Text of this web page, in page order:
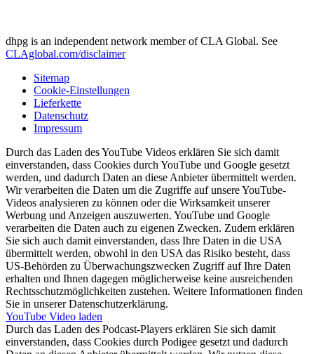
dhpg is an independent network member of CLA Global. See
CLAglobal.com/disclaimer
Sitemap
Cookie-Einstellungen
Lieferkette
Datenschutz
Impressum
Durch das Laden des YouTube Videos erklären Sie sich damit
einverstanden, dass Cookies durch YouTube und Google gesetzt
werden, und dadurch Daten an diese Anbieter übermittelt werden.
Wir verarbeiten die Daten um die Zugriffe auf unsere YouTube-
Videos analysieren zu können oder die Wirksamkeit unserer
Werbung und Anzeigen auszuwerten. YouTube und Google
verarbeiten die Daten auch zu eigenen Zwecken. Zudem erklären
Sie sich auch damit einverstanden, dass Ihre Daten in die USA
übermittelt werden, obwohl in den USA das Risiko besteht, dass
US-Behörden zu Überwachungszwecken Zugriff auf Ihre Daten
erhalten und Ihnen dagegen möglicherweise keine ausreichenden
Rechtsschutzmöglichkeiten zustehen. Weitere Informationen finden
Sie in unserer Datenschutzerklärung.
YouTube Video laden
Durch das Laden des Podcast-Players erklären Sie sich damit
einverstanden, dass Cookies durch Podigee gesetzt und dadurch